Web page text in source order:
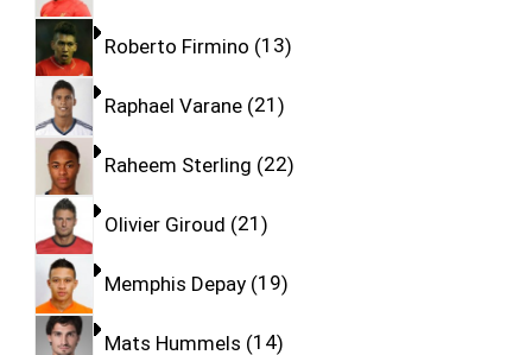
Roberto Firmino 13
Raphael Varane 21
Raheem Sterling 22
Olivier Giroud 21
Memphis Depay 19
Mats Hummels 14